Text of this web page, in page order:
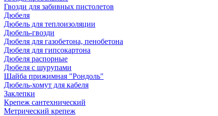
Гвозди для забивных пистолетов
Дюбеля
Дюбель для теплоизоляции
Дюбель-гвозди
Дюбеля для газобетона, пенобетона
Дюбеля для гипсокартона
Дюбеля распорные
Дюбеля с шурупами
Шайба прижимная "Рондоль"
Дюбель-хомут для кабеля
Заклепки
Крепеж сантехнический
Метрический крепеж